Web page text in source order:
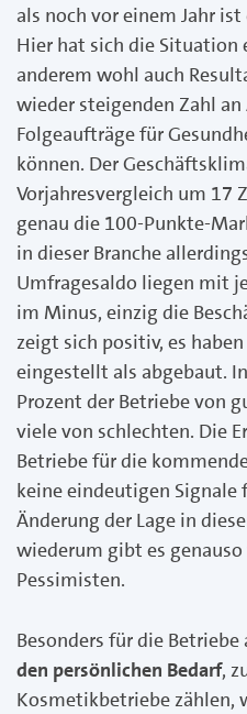
als noch vor einem Jahr ist
Hier hat sich die
anderem wohl auch
wieder steigenden Zahl
Folgeaufträge für
können. Der
Vorjahresvergleich um 17
genau die 100-Punkte-
in dieser Branche
Umfragesaldo liegen mit
im Minus, einzig die
zeigt sich positiv, es
eingestellt als abgebaut.
Prozent der Betriebe von
viele von schlechten. Die
Betriebe für die
keine eindeutigen Signale
Änderung der Lage in
wiederum gibt es
Pessimisten.
Besonders für die Betriebe
den persönlichen Bedarf,
Kosmetikbetriebe zählen,